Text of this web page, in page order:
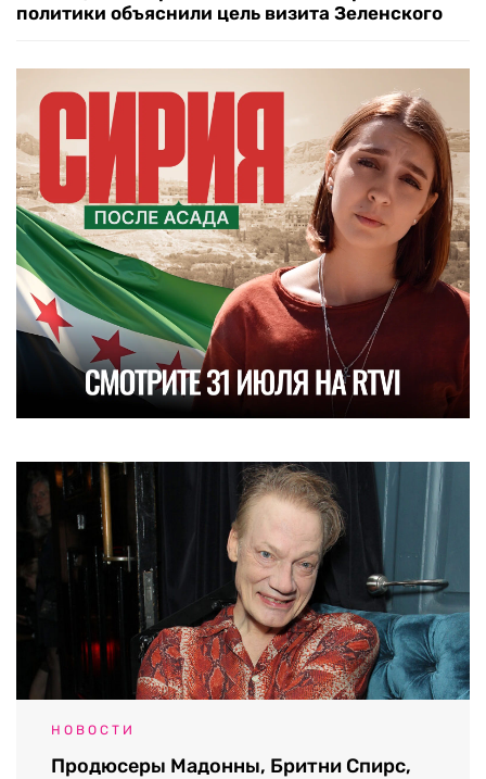
политики объяснили цель визита Зеленского
НОВОСТИ
Продюсеры Мадонны, Бритни Спирс,